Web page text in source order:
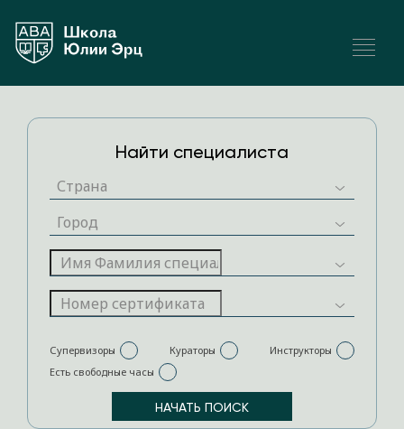
Найти специалиста
Супервизоры Кураторы
Инструкторы
Есть свободные часы